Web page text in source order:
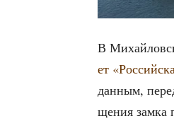
В
ет
дан­ным,
ще­ния зам­ка